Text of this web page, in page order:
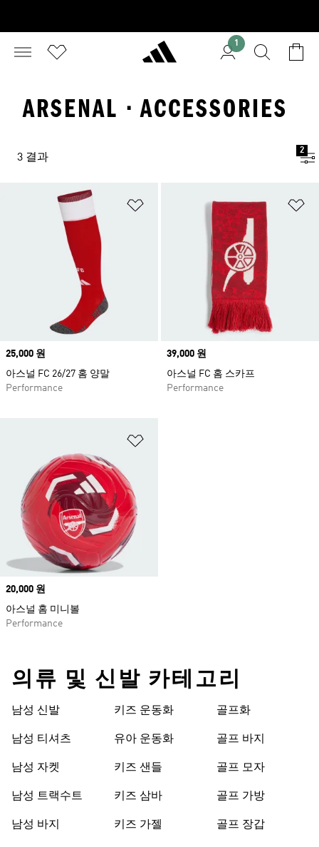
1
ARSENAL · ACCESSORIES
3 결과
2
위시리스트 담기
Price
25,000 원
아스널 FC 26/27 홈 양말
Performance
Price
39,000 원
아스널 FC 홈 스카프
Performance
Price
20,000 원
아스널 홈 미니볼
Performance
의류 및 신발 카테고리
남성 신발
남성 티셔츠
남성 자켓
남성 트랙수트
남성 바지
키즈 운동화
유아 운동화
키즈 샌들
키즈 삼바
키즈 가젤
골프화
골프 바지
골프 모자
골프 가방
골프 장갑